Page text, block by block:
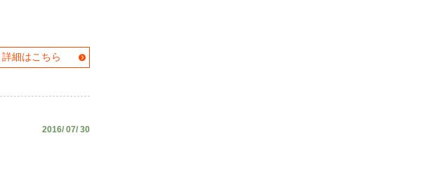
詳細はこちら
2016/ 07/ 30